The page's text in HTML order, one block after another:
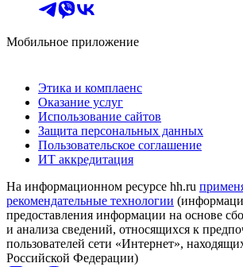
Мобильное приложение
Этика и комплаенс
Оказание услуг
Использование сайтов
Защита персональных данных
Пользовательское соглашение
ИТ аккредитация
На информационном ресурсе hh.ru
рекомендательные технологии
предоставления информации на основе
и анализа сведений, относящихся к
пользователей сети «Интернет»,
Российской Федерации)